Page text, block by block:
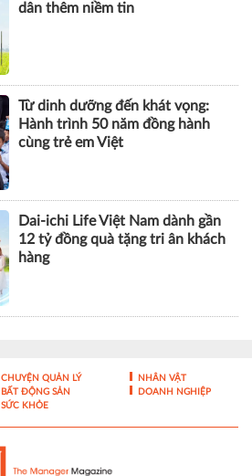
dân thêm niềm tin
Từ dinh dưỡng đến khát vọng:
Hành trình 50 năm đồng hành
cùng trẻ em Việt
Dai-ichi Life Việt Nam dành gần
12 tỷ đồng quà tặng tri ân khách
hàng
CHUYỆN QUẢN LÝ
NHÂN VẬT
BẤT ĐỘNG SẢN
DOANH NGHIỆP
SỨC KHỎE